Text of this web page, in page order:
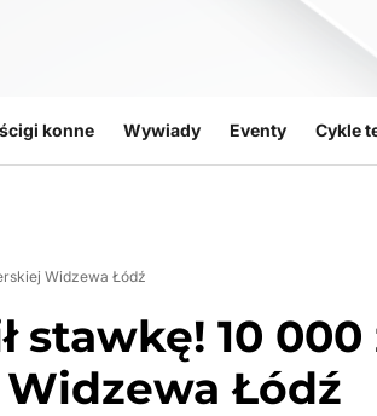
konne Wywiady Eventy Cykle
Widzewa Łódź
stawkę! 10 000
Łódź